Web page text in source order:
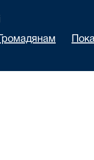
Громадянам